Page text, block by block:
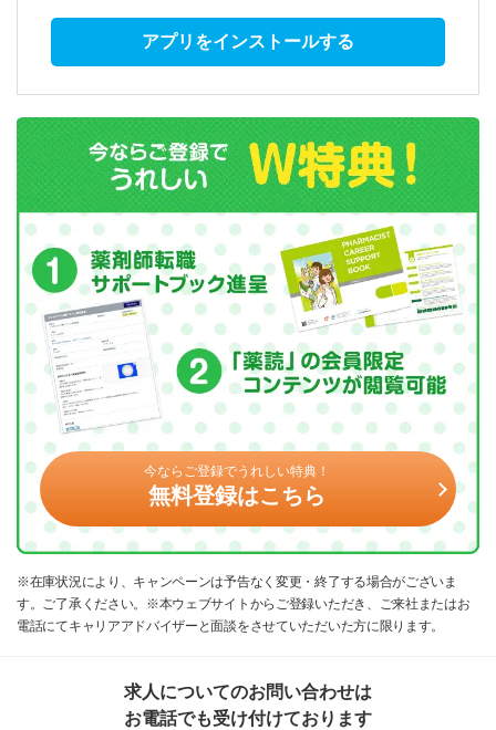
アプリをインストールする
今ならご登録でうれしい特典！
無料登録はこちら
※在庫状況により、キャンペーンは予告なく変更・終了する場合がございま
す。ご了承ください。※本ウェブサイトからご登録いただき、ご来社またはお
電話にてキャリアアドバイザーと面談をさせていただいた方に限ります。
求人についてのお問い合わせは
お電話でも受け付けております